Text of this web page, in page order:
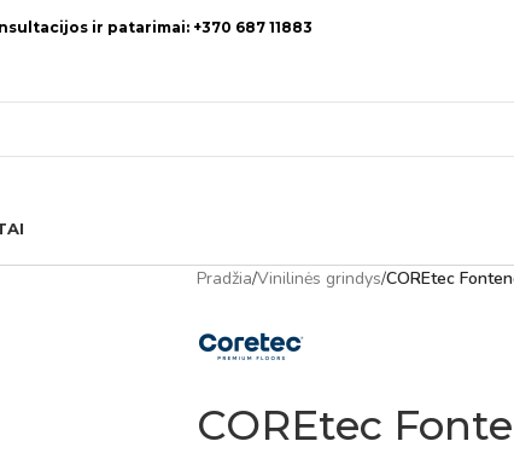
ir patarimai: +370 687 11883
Pradžia/Vinilinės grindys/COREtec
COREtec